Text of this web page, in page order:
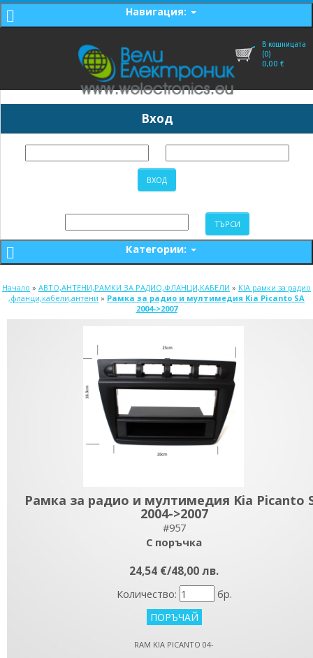
Навигация:
В кошницата
(0)
0,00 €
Вход
Категории:
Начало » АВТО,АНТЕНИ,РАМКИ ЗА РАДИО,ФЛАНЦИ,КАБЕЛИ » KIA рамки за радио
,фланци,кабели,антени » Рамка за радио и мултимедия Kia Picanto SA
2004->2007
Рамка за радио и мултимедия Kia Picanto
2004->2007
#957
С поръчка
24,54 €/48,00 лв.
Количество: бр.
RAM KIA PICANTO 04-